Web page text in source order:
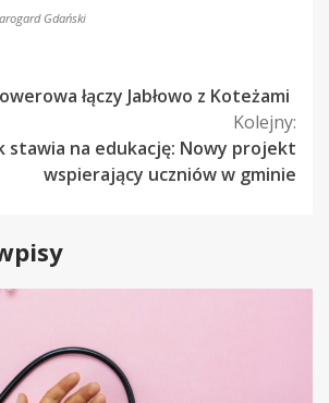
Gdański
łączy Jabłowo z Koteżami
Kolejny:
stawia na edukację: Nowy projekt
wspierający uczniów w gminie